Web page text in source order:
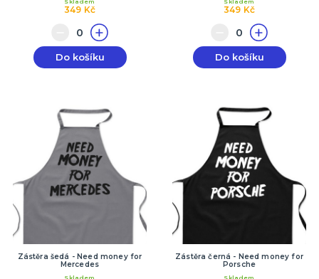
349 Kč
Skladem
Do košíku
349 Kč
Skladem
Do košíku
Zástěra šedá - Need money for
Mercedes
Skladem
Zástěra černá - Need money for
Porsche
Skladem